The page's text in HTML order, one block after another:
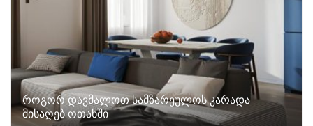
როგორ დავმალოთ სამზარეულოს კარადა
მისაღებ ოთახში